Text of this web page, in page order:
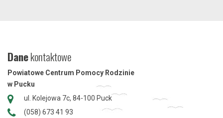
Danekontaktowe
Powiatowe Centrum Pomocy Rodzinie
w Pucku
ul. Kolejowa 7c, 84-100 Puck
(058) 673 41 93